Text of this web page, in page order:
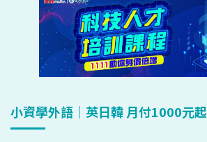
小資學外語｜英日韓 月付1000元起